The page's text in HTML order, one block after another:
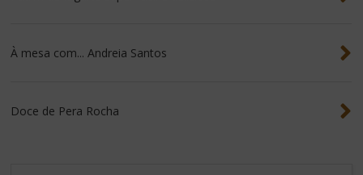
À mesa com... Andreia Santos
Doce de Pera Rocha